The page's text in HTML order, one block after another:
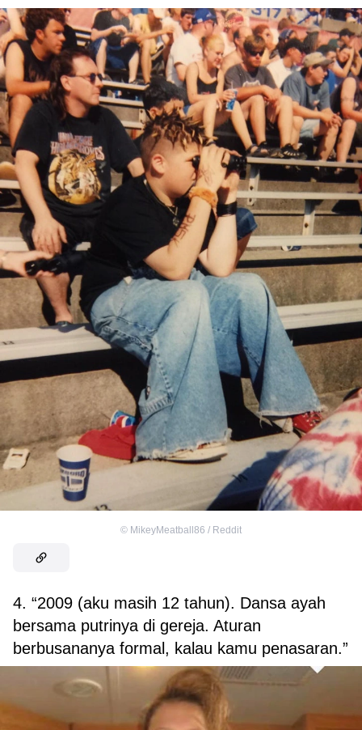
© MikeyMeatball86 / Reddit
4. “2009 (aku masih 12 tahun). Dansa ayah
bersama putrinya di gereja. Aturan
berbusananya formal, kalau kamu penasaran.”